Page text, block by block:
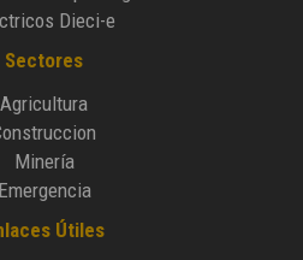
Dieci-e
Sectores
Agricultura
Minería
Emergencia
Útiles